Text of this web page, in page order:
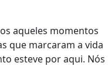
aqueles momentos
que marcaram a vida
esteve por aqui. Nós